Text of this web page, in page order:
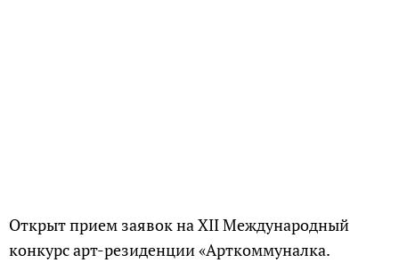
Открыт прием заявок на XII Международный
конкурс арт-резиденции «Арткоммуналка.